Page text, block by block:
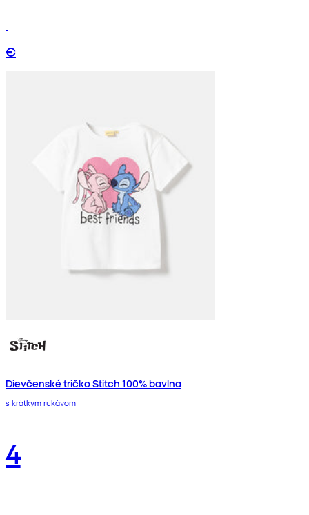
€
Dievčenské tričko Stitch 100% bavlna
s krátkym rukávom
4